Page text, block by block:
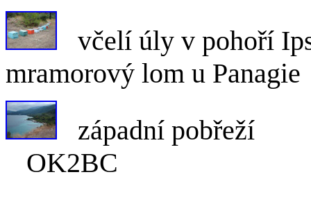
včelí úly v
mramorový lom u Panagie
západní pobřeží
OK2BC